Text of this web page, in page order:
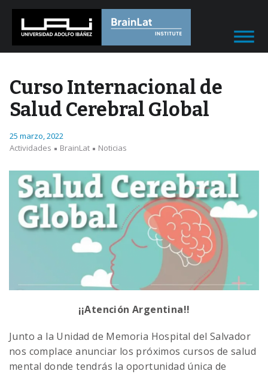
Curso Internacional de
Salud Cerebral Global
25 marzo, 2022
Actividades
BrainLat Noticias
¡¡Atención Argentina!!
Junto a la Unidad de Memoria Hospital del Salvador
nos complace anunciar los próximos cursos de salud
mental donde tendrás la oportunidad única de